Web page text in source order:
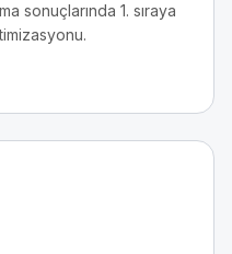
sonuçlarında 1. sıraya